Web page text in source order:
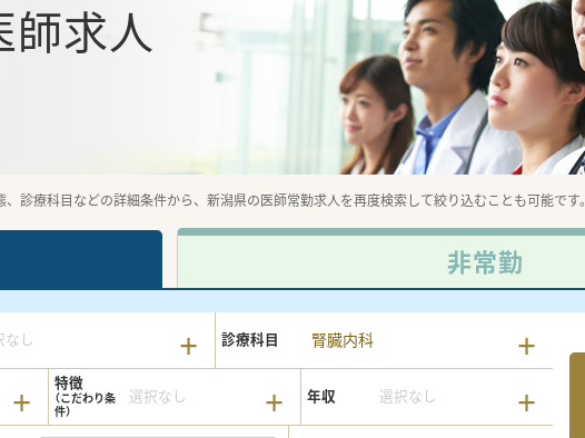
師求人
診療科目などの詳細条件から、新潟県の医師常勤求人を再度検索して絞り込むことも可能です。
非常勤
なし 診療科目 腎臓内科
特徴
選択なし 年収 選択なし